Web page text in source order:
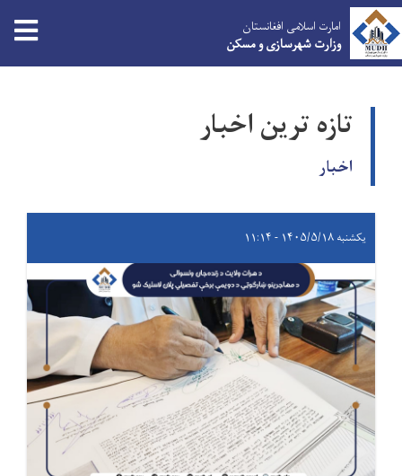
content
امارت اسلامی افغانستان
وزارت شهرسازی و مسکن
تازه ترین اخبار
اخبار
یکشنبه ۱۴۰۵/۵/۱۸ - ۱۱:۱۴